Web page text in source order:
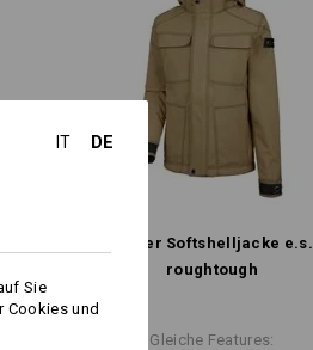
Nicht bleichen
Winter­ Softshell­jacke e.s.​
roughtough
Gleiche Features:
IT DE
Sie
Cookies und